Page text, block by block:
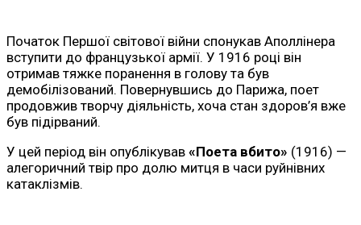
Початок Першої світової війни спонукав Аполлінера
вступити до французької армії. У 1916 році він
отримав тяжке поранення в голову та був
демобілізований. Повернувшись до Парижа, поет
продовжив творчу діяльність, хоча стан здоров’я вже
був підірваний.
У цей період він опублікував «Поета вбито» (1916) —
алегоричний твір про долю митця в часи руйнівних
катаклізмів.